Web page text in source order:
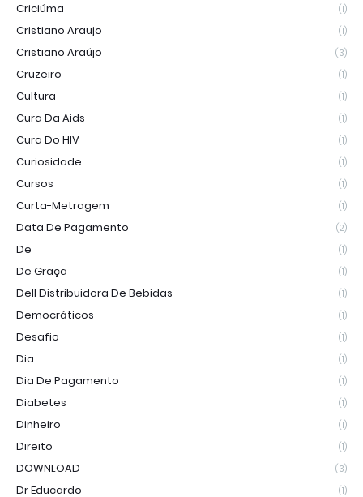
Criciúma (1)
Cristiano Araujo (1)
Cristiano Araújo (3)
Cruzeiro (1)
Cultura (1)
Cura Da Aids (1)
Cura Do HIV (1)
Curiosidade (1)
Cursos (1)
Curta-Metragem (1)
Data De Pagamento (2)
De (1)
De Graça (1)
Dell Distribuidora De Bebidas (1)
Democráticos (1)
Desafio (1)
Dia (1)
Dia De Pagamento (1)
Diabetes (1)
Dinheiro (1)
Direito (1)
DOWNLOAD (3)
Dr Educardo (1)